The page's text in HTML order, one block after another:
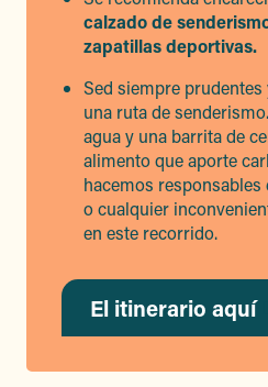
calzado de
zapatillas deportivas.
Sed siempre
una ruta de
agua y una barrita de
alimento que aporte
hacemos responsables
o cualquier
en este recorrido.
El itinerario aquí